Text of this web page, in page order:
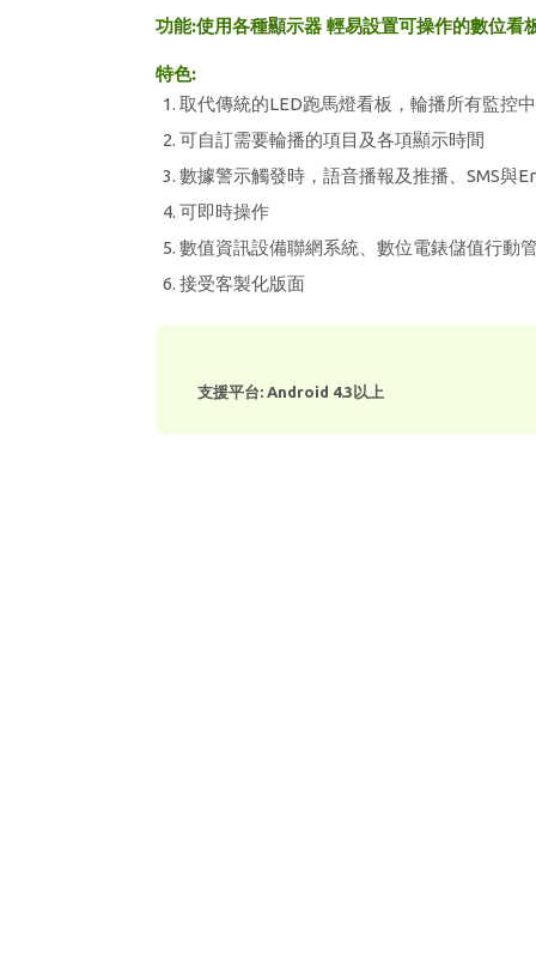
功能:使用各種顯示器 輕易設置可操作的數位看
特色:
取代傳統的LED跑馬燈看板，輪播所有監控
可自訂需要輪播的項目及各項顯示時間
數據警示觸發時，語音播報及推播、SMS與
可即時操作
數值資訊設備聯網系統、數位電錶儲值行動
接受客製化版面
支援平台: Android 4.3以上